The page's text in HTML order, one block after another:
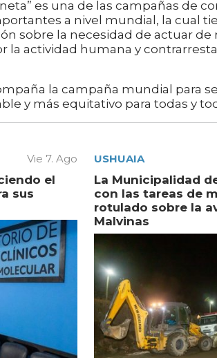
es una de las campañas de
a nivel mundial, la cual
sobre la necesidad de actuar de
actividad humana y
la campaña mundial para
y más equitativo para todas y
Vie 7. Ago
el
sus
USHUAIA
La Municipalidad
con las tareas de
rotulado sobre la
Malvinas